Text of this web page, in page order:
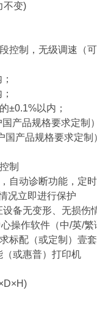
不变)
控制，无级调速（可
±0.1%以内；
产品规格要求定制）
产品规格要求定制
制
动诊断功能，定时
立即进行保护
备无变形、无损伤
作软件（中/英/繁
标配（或定制）壹套
或惠普）打印机